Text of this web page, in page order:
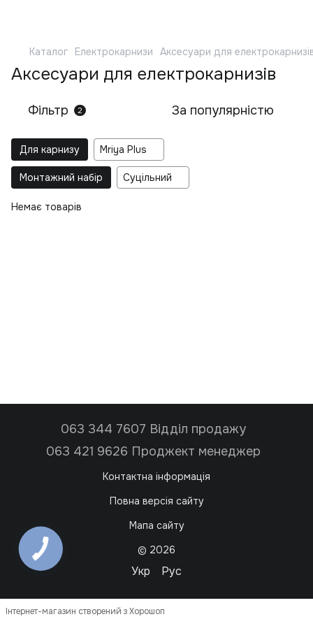
Каталог Електрокарнизи Аксесуари для
Аксесуари для електрокарнизів
Фільтр 2 За популярністю
Для карнизу Mriya Plus
Монтажний набір Суцільний
Немає товарів
063 344 7607 Відділ продажу
063 421 9626 Проджект менеджер
Контактна інформація
Повна версія сайту
Мапа сайту
© 2026
Укр Рус
Інтернет-магазин створений з Хорошоп